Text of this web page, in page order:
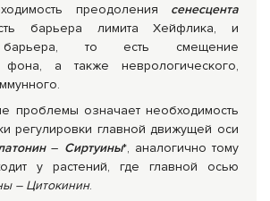
преодоления сенесцента
барьера лимита Хейфлика, и
барьера, то есть смещение
фона, а также неврологического,
проблемы означает необходимость
регулировки главной движущей оси
– Сиртуины*, аналогично тому
у растений, где главной осью
– Цитокинин.